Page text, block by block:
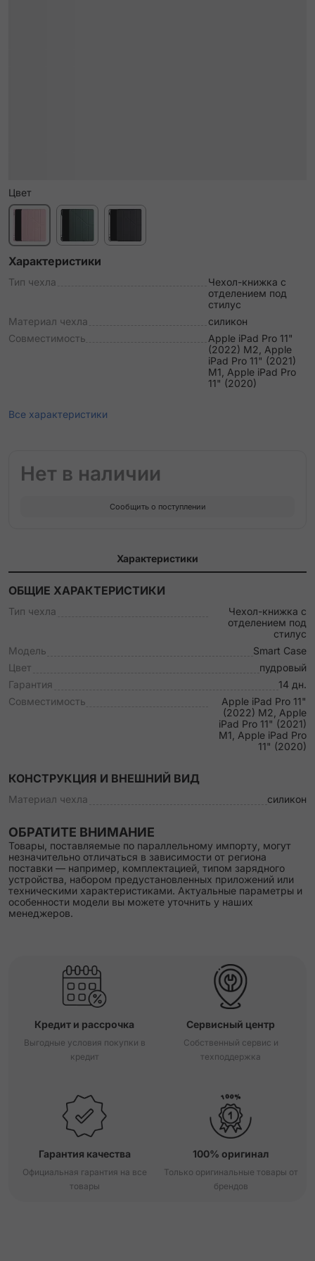
Цвет
Характеристики
Тип чехла
Чехол-книжка c
отделением под
стилус
Материал чехла
силикон
Совместимость
Apple iPad Pro 11"
(2022) M2, Apple
iPad Pro 11" (2021)
M1, Apple iPad Pro
11" (2020)
Все характеристики
Нет в наличии
Сообщить о поступлении
Характеристики
ОБЩИЕ ХАРАКТЕРИСТИКИ
Тип чехла
Чехол-книжка c
отделением под
стилус
Модель
Smart Case
Цвет
пудровый
Гарантия
14 дн.
Совместимость
Apple iPad Pro 11"
(2022) M2, Apple
iPad Pro 11" (2021)
M1, Apple iPad Pro
11" (2020)
КОНСТРУКЦИЯ И ВНЕШНИЙ ВИД
Материал чехла силикон
ОБРАТИТЕ ВНИМАНИЕ
Товары, поставляемые по параллельному импорту, могут
незначительно отличаться в зависимости от региона
поставки — например, комплектацией, типом зарядного
устройства, набором предустановленных приложений или
техническими характеристиками. Актуальные параметры и
особенности модели вы можете уточнить у наших
менеджеров.
Кредит и рассрочка
Выгодные условия покупки в
кредит
Сервисный центр
Собственный сервис и
техподдержка
Гарантия качества
Официальная гарантия на все
товары
100% оригинал
Только оригинальные товары от
брендов